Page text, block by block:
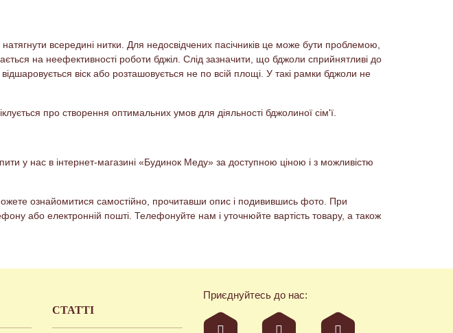
всередині нитки. Для недосвідчених пасічників це може бути проблемою,
на неефективності роботи бджіл. Слід зазначити, що бджоли сприйнятливі до
віск або розташовується не по всій площі. У такі рамки бджоли не
про створення оптимальних умов для діяльності бджолиної сім'ї.
у нас в інтернет-магазині «Будинок Меду» за доступною ціною і з можливістю
ознайомитися самостійно, прочитавши опис і подивившись фото. При
або електронній пошті. Телефонуйте нам і уточнюйте вартість товару, а також
СТАТТІ
Приєднуйтесь до нас: